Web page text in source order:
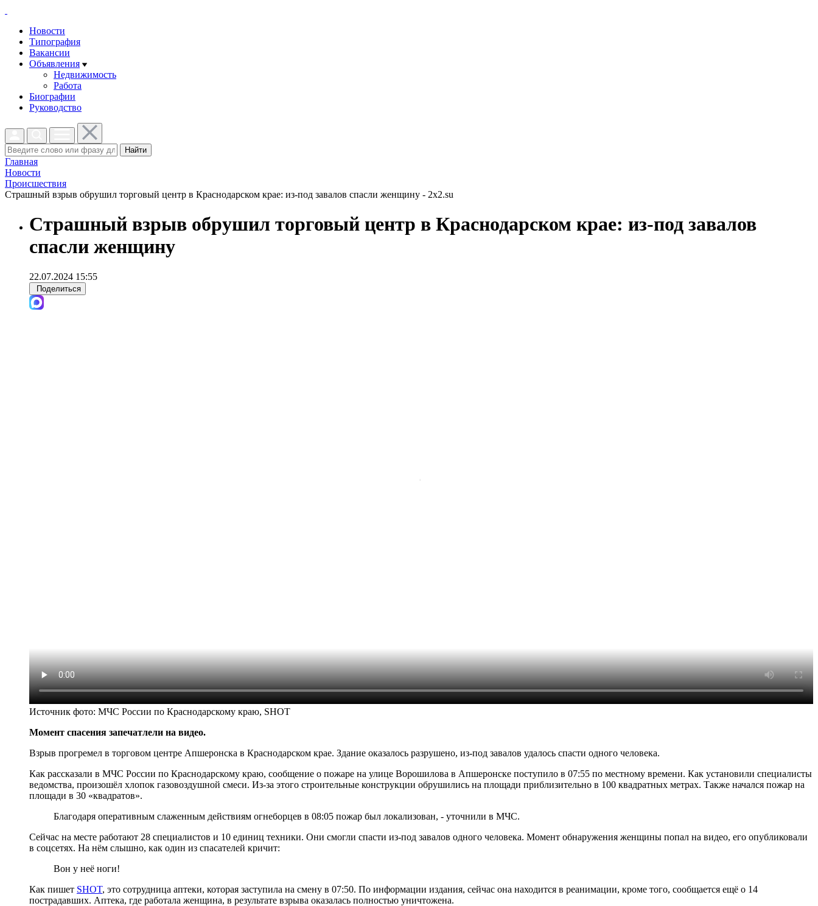
Новости
Типография
Вакансии
Объявления
Недвижимость
Работа
Биографии
Руководство
Найти
Главная
Новости
Проиcшествия
Страшный взрыв обрушил торговый центр в Краснодарском крае: из-под завалов спасли женщину - 2x2.su
Страшный взрыв обрушил торговый центр в Краснодарском крае: из-под завалов
спасли женщину
22.07.2024 15:55
Поделиться
Источник фото: МЧС России по Краснодарскому краю, SHOT
Момент спасения запечатлели на видео.
Взрыв прогремел в торговом центре Апшеронска в Краснодарском крае. Здание оказалось разрушено, из-под завалов удалось спасти одного человека.
Как рассказали в МЧС России по Краснодарскому краю, сообщение о пожаре на улице Ворошилова в Апшеронске поступило в 07:55 по местному времени. Как установили специалисты
ведомства, произошёл хлопок газовоздушной смеси. Из-за этого строительные конструкции обрушились на площади приблизительно в 100 квадратных метрах. Также начался пожар на
площади в 30 «квадратов».
Благодаря оперативным слаженным действиям огнеборцев в 08:05 пожар был локализован, - уточнили в МЧС.
Сейчас на месте работают 28 специалистов и 10 единиц техники. Они смогли спасти из-под завалов одного человека. Момент обнаружения женщины попал на видео, его опубликовали
в соцсетях. На нём слышно, как один из спасателей кричит:
Вон у неё ноги!
Как пишет SHOT, это сотрудница аптеки, которая заступила на смену в 07:50. По информации издания, сейчас она находится в реанимации, кроме того, сообщается ещё о 14
пострадавших. Аптека, где работала женщина, в результате взрыва оказалась полностью уничтожена.